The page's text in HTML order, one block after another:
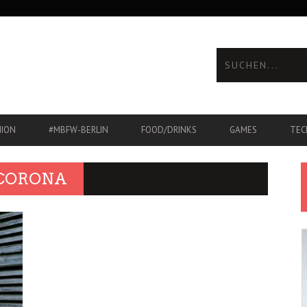
#MBFW-BERLIN FOOD/DRINKS GAMES